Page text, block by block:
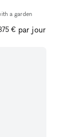
a garden
€ par jour